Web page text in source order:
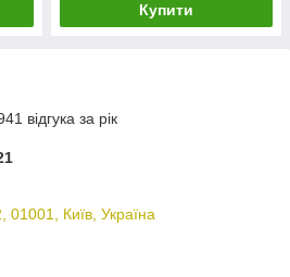
Купити
відгука за рік
01001, Київ, Україна